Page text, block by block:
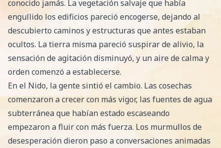
conocido jamás. La vegetación salvaje que había
engullido los edificios pareció encogerse, dejando al
descubierto caminos y estructuras que antes estaban
ocultos. La tierra misma pareció suspirar de alivio, la
sensación de agitación disminuyó, y un aire de calma y
orden comenzó a establecerse.
En el Nido, la gente sintió el cambio. Las cosechas
comenzaron a crecer con más vigor, las fuentes de agua
subterránea que habían estado escaseando
empezaron a fluir con más fuerza. Los murmullos de
desesperación dieron paso a conversaciones animadas